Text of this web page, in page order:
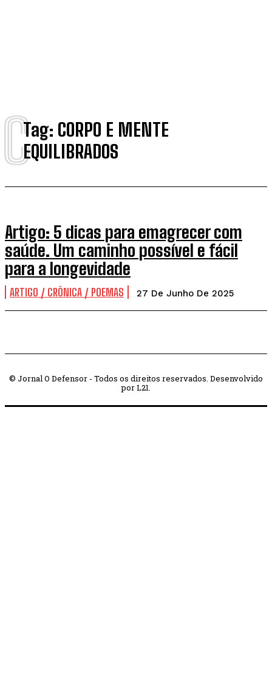
Tag: CORPO E MENTE
EQUILIBRADOS
C
Artigo: 5 dicas para emagrecer com
saúde. Um caminho possível e fácil
para a longevidade
ARTIGO / CRÔNICA / POEMAS 27 De Junho De 2025
© Jornal O Defensor - Todos os direitos reservados. Desenvolvido
por L21.